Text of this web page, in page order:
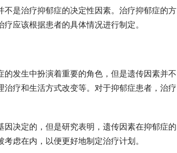
是治疗抑郁症的决定性因素。治疗抑郁症的方
应该根据患者的具体情况进行制定。
发生中扮演着重要的角色，但是遗传因素并不
疗和生活方式改变等。对于抑郁症患者，治疗
决定的，但是研究表明，遗传因素在抑郁症的
虑在内，以便更好地制定治疗计划。